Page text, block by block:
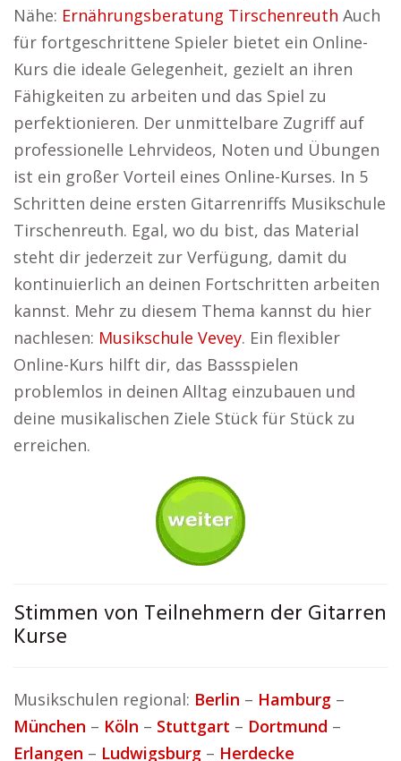
Nähe: Ernährungsberatung Tirschenreuth Auch
für fortgeschrittene Spieler bietet ein Online-
Kurs die ideale Gelegenheit, gezielt an ihren
Fähigkeiten zu arbeiten und das Spiel zu
perfektionieren. Der unmittelbare Zugriff auf
professionelle Lehrvideos, Noten und Übungen
ist ein großer Vorteil eines Online-Kurses. In 5
Schritten deine ersten Gitarrenriffs Musikschule
Tirschenreuth. Egal, wo du bist, das Material
steht dir jederzeit zur Verfügung, damit du
kontinuierlich an deinen Fortschritten arbeiten
kannst. Mehr zu diesem Thema kannst du hier
nachlesen: Musikschule Vevey. Ein flexibler
Online-Kurs hilft dir, das Bassspielen
problemlos in deinen Alltag einzubauen und
deine musikalischen Ziele Stück für Stück zu
erreichen.
Stimmen von Teilnehmern der Gitarren
Kurse
Musikschulen regional: Berlin – Hamburg –
München – Köln – Stuttgart – Dortmund –
Erlangen – Ludwigsburg – Herdecke